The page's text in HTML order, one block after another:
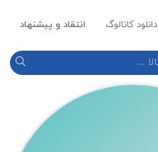
دانلود کاتالوگ انتقاد و پیشنهاد